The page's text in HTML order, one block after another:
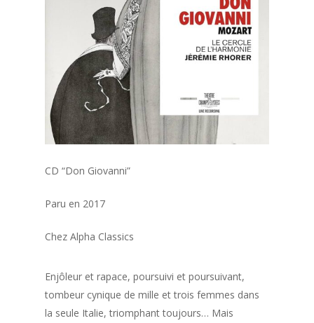
CD “Don Giovanni”
Paru en 2017
Chez Alpha Classics
Enjôleur et rapace, poursuivi et poursuivant,
tombeur cynique de mille et trois femmes dans
la seule Italie, triomphant toujours… Mais